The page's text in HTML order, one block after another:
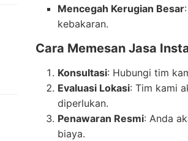
Mencegah Kerugian Besar
kebakaran.
Cara Memesan Jasa
Konsultasi: Hubungi tim
Evaluasi Lokasi: Tim kami
diperlukan.
Penawaran Resmi: Anda
biaya.